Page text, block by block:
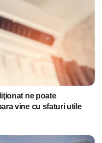
ne poate
vine cu sfaturi utile